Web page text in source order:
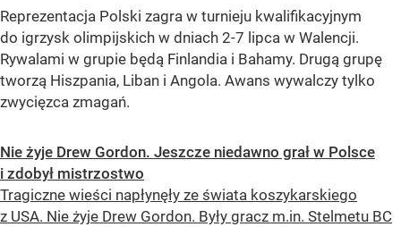
Reprezentacja Polski zagra w turnieju kwalifikacyjnym
do igrzysk olimpijskich w dniach 2-7 lipca w Walencji.
Rywalami w grupie będą Finlandia i Bahamy. Drugą grupę
tworzą Hiszpania, Liban i Angola. Awans wywalczy tylko
zwycięzca zmagań.
Nie żyje Drew Gordon. Jeszcze niedawno grał w Polsce
i zdobył mistrzostwo
Tragiczne wieści napłynęły ze świata koszykarskiego
z USA. Nie żyje Drew Gordon. Były gracz m.in. Stelmetu BC